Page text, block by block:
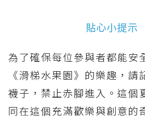
貼心小提示
為了確保每位參與者都能安
《滑梯水果園》的樂趣，請
襪子，禁止赤腳進入。這個
同在這個充滿歡樂與創意的